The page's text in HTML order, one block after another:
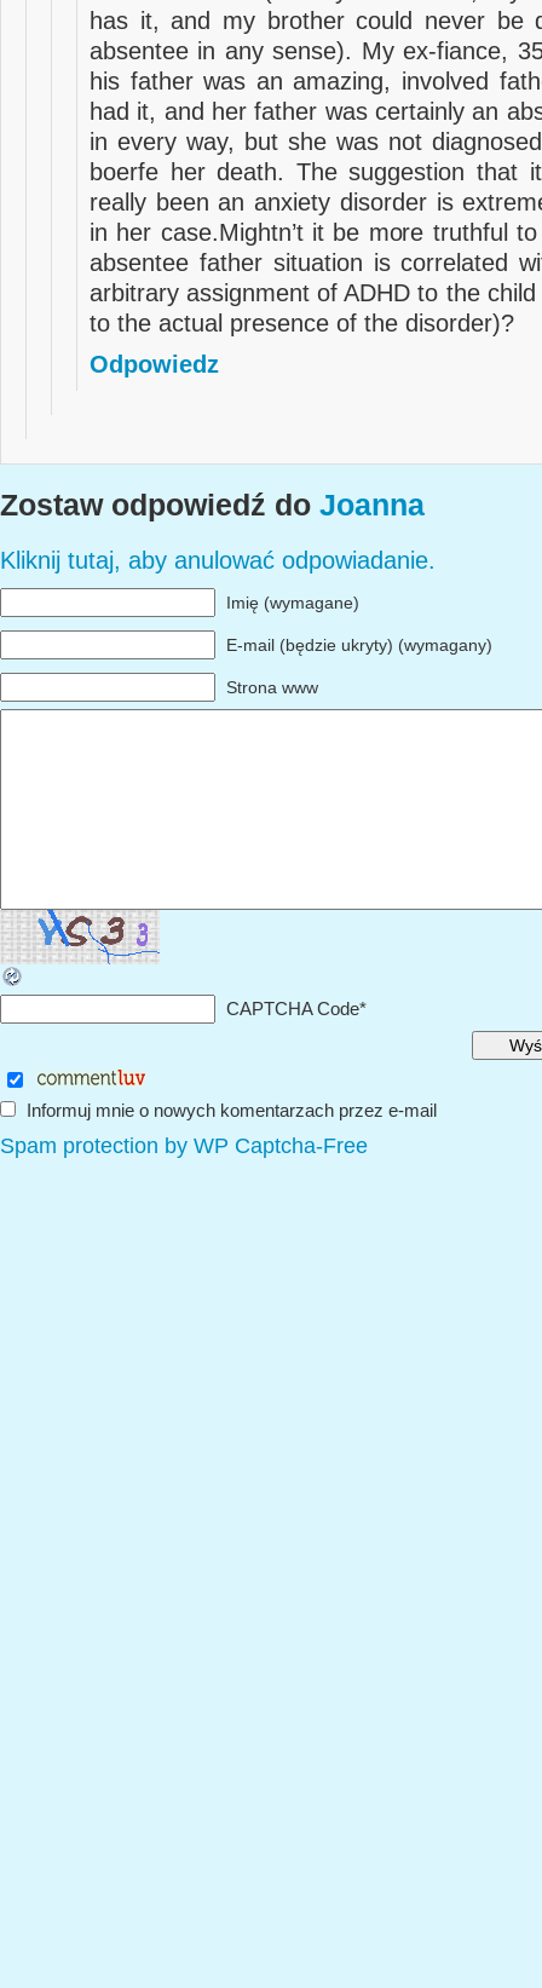
has it, and my brother could never be
absentee in any sense). My ex-fiance,
his father was an amazing, involved
had it, and her father was certainly an
in every way, but she was not
boerfe her death. The suggestion that
really been an anxiety disorder is
in her case.Mightn’t it be more truthful
absentee father situation is correlated
arbitrary assignment of ADHD to the
to the actual presence of the disorder)?
Odpowiedz
Zostaw odpowiedź do Joanna
Kliknij tutaj, aby anulować odpowiadanie.
Imię (wymagane)
E-mail (będzie ukryty) (wymagany)
Strona www
CAPTCHA Code*
Informuj mnie o nowych komentarzach przez e-mail
Spam protection by WP Captcha-Free